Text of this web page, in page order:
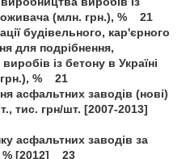
(млн. грн.), % 21
будівельного, кар'єрного
для подрібнення,
із бетону в Україні
грн.), % 21
асфальтних заводів (нові)
тис. грн/шт. [2007-2013]
асфальтних заводів за
% [2012] 23